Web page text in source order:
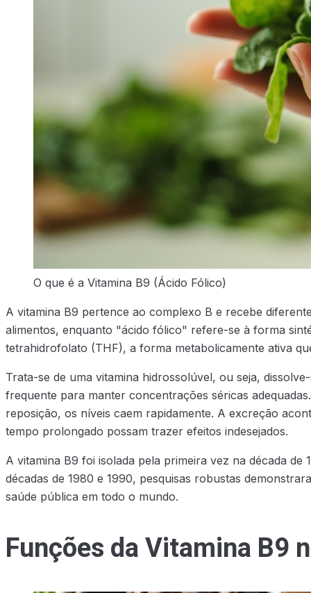
O que é a Vitamina B9 (Ácido Fólico)
A vitamina B9 pertence ao complexo B e recebe
alimentos, enquanto "ácido fólico" refere-se à forma
tetrahidrofolato (THF), a forma metabolicamente ativa
Trata-se de uma vitamina hidrossolúvel, ou seja,
frequente para manter concentrações séricas
reposição, os níveis caem rapidamente. A excreção
tempo prolongado possam trazer efeitos indesejados.
A vitamina B9 foi isolada pela primeira vez na década
décadas de 1980 e 1990, pesquisas robustas
saúde pública em todo o mundo.
Funções da Vitamina B9